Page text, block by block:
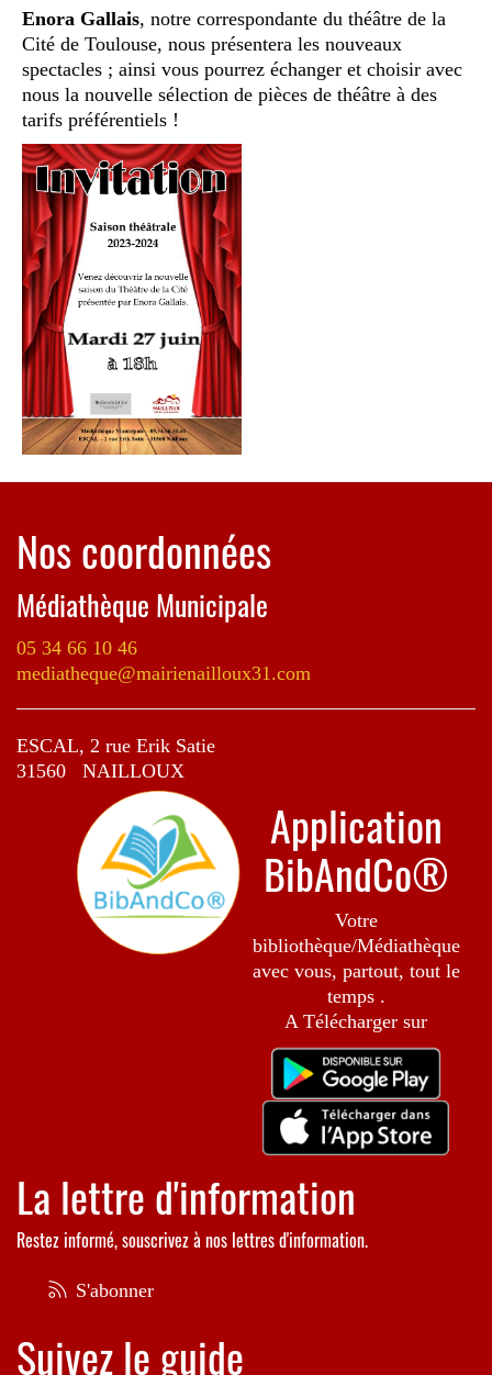
Enora Gallais, notre correspondante du théâtre de la
Cité de Toulouse, nous présentera les nouveaux
spectacles ; ainsi vous pourrez échanger et choisir avec
nous la nouvelle sélection de pièces de théâtre à des
tarifs préférentiels !
Nos coordonnées
Médiathèque Municipale
05 34 66 10 46
mediatheque@mairienailloux31.com
ESCAL, 2 rue Erik Satie
31560 NAILLOUX
Application
BibAndCo®
Votre
bibliothèque/Médiathèque
avec vous, partout, tout le
temps .
A Télécharger sur
La lettre d'information
Restez informé, souscrivez à nos lettres d'information.
S'abonner
Suivez le guide